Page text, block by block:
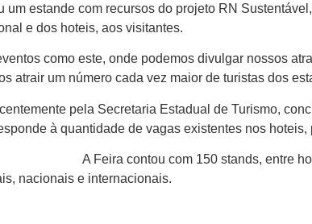
um estande com recursos do projeto RN
e dos hoteis, aos visitantes.
como este, onde podemos divulgar nossos
atrair um número cada vez maior de turistas dos
pela Secretaria Estadual de Turismo,
à quantidade de vagas existentes nos
A Feira contou com 150 stands, entre
nacionais e internacionais.